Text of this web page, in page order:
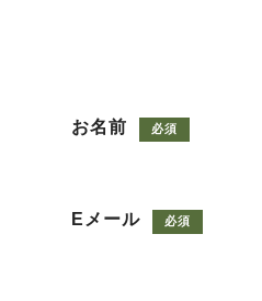
お名前 必須
Eメール 必須